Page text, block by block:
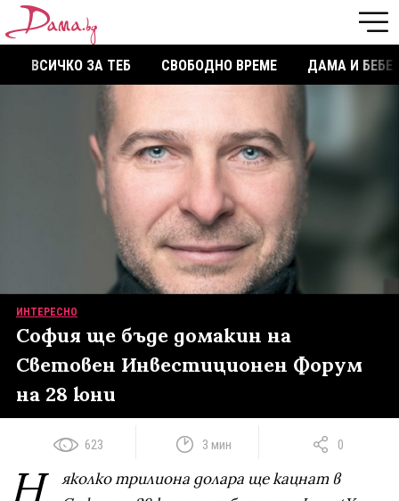
ВСИЧКО ЗА ТЕБ СВОБОДНО ВРЕМЕ ДАМА И БЕБЕ
ИНТЕРЕСНО
София ще бъде домакин на
Световен Инвестиционен Форум
на 28 юни
623 3 мин 0
Н
яколко трилиона долара ще кацнат в